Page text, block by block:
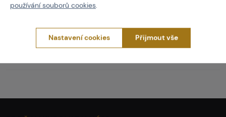
Kód produktu
používání souborů cookies.
Nastavení cookies Přijmout vše